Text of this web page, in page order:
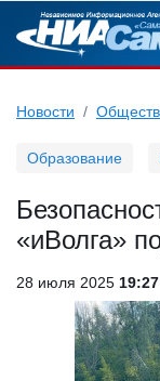
Новости
Образование
«иВолга»
28 июля 2025 19:27